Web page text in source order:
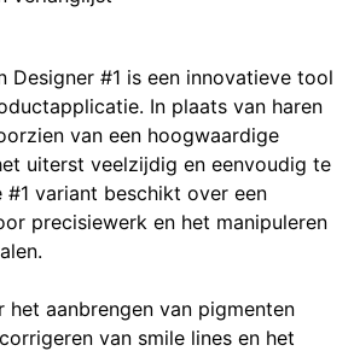
Designer #1 is een innovatieve tool
In plaats van haren
van een hoogwaardige
uiterst veelzijdig en eenvoudig te
#1 variant beschikt over een
precisiewerk en het manipuleren
het aanbrengen van pigmenten
van smile lines en het